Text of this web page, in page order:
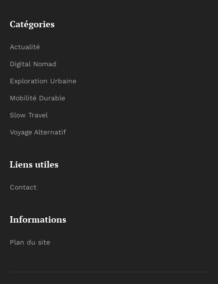
Catégories
Actualité
Digital Nomad
Exploration Urbaine
Mobilité Durable
Slow Travel
Voyage Alternatif
Liens utiles
Contact
Informations
Plan du site